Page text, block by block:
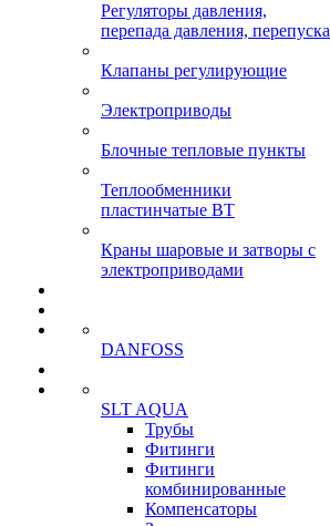
Регуляторы давления,
перепада давления, перепуска
Клапаны регулирующие
Электроприводы
Блочные тепловые пункты
Теплообменники
пластинчатые ВТ
Краны шаровые и затворы с
электроприводами
DANFOSS
SLT AQUA
Трубы
Фитинги
Фитинги
комбинированные
Компенсаторы